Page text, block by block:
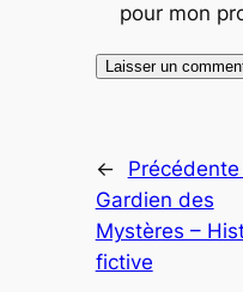
pour mon
← Précédente
Gardien des
Mystères –
fictive